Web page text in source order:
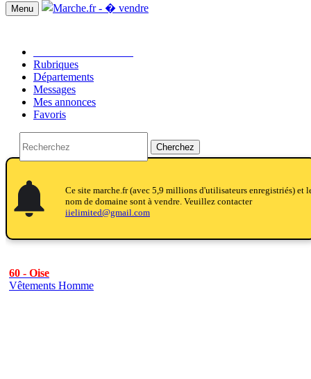
Menu
Rubriques
Départements
Messages
Mes annonces
Favoris
Cherchez
notifications
notifications
Ce site marche.fr (avec 5,9 millions d'utilisateurs enregistriés) et
nom de domaine sont à vendre. Veuillez contacter
iielimited@gmail.com
60 - Oise
Vêtements Homme